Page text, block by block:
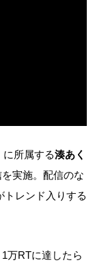
所属する湊あく
実施。配信のな
トレンド入りする
万RTに達したら